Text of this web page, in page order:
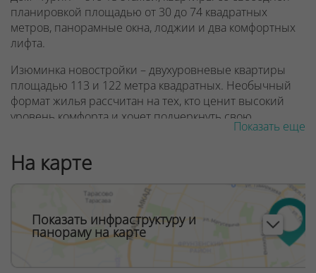
планировкой площадью от 30 до 74 квадратных
метров, панорамные окна, лоджии и два комфортных
лифта.
Изюминка новостройки – двухуровневые квартиры
площадью 113 и 122 метра квадратных. Необычный
формат жилья рассчитан на тех, кто ценит высокий
уровень комфорта и хочет подчеркнуть свою
ООО "Твоя столицаконсалт", УНП 190285638, лицензия
№02240/129 от 06.09.06г.
Договор на оказание риэлтерских услуг № 447/6, от
04.09.2025
Показать еще
На карте
Показать инфраструктуру и
панораму на карте